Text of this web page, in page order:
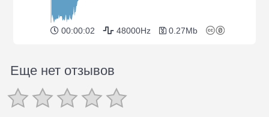
00:00:02 48000Hz 0.27Mb
Еще нет отзывов